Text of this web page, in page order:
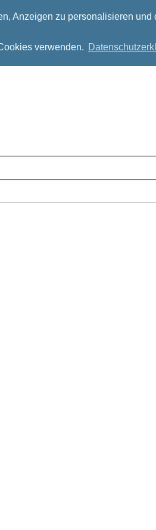
Anzeigen zu personalisieren und
verwenden.